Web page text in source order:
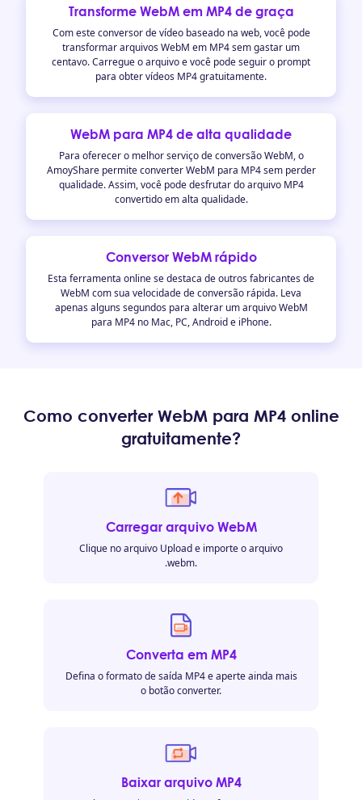
Transforme WebM em MP4 de graça
Com este conversor de vídeo baseado na web, você pode
transformar arquivos WebM em MP4 sem gastar um
centavo. Carregue o arquivo e você pode seguir o prompt
para obter vídeos MP4 gratuitamente.
WebM para MP4 de alta qualidade
Para oferecer o melhor serviço de conversão WebM, o
AmoyShare permite converter WebM para MP4 sem perder
qualidade. Assim, você pode desfrutar do arquivo MP4
convertido em alta qualidade.
Conversor WebM rápido
Esta ferramenta online se destaca de outros fabricantes de
WebM com sua velocidade de conversão rápida. Leva
apenas alguns segundos para alterar um arquivo WebM
para MP4 no Mac, PC, Android e iPhone.
Como converter WebM para MP4 online
gratuitamente?
Carregar arquivo WebM
Clique no arquivo Upload e importe o arquivo
.webm.
Converta em MP4
Defina o formato de saída MP4 e aperte ainda mais
o botão converter.
Baixar arquivo MP4